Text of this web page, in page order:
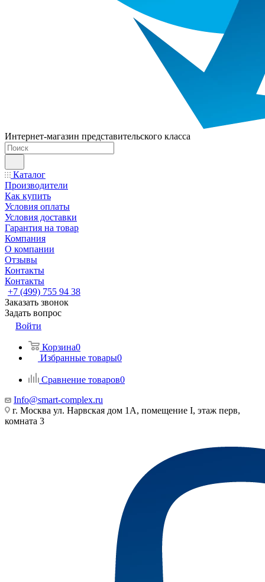
Интернет-магазин представительского класса
Каталог
Производители
Как купить
Условия оплаты
Условия доставки
Гарантия на товар
Компания
О компании
Отзывы
Контакты
Контакты
+7 (499) 755 94 38
Заказать звонок
Задать вопрос
Войти
Корзина0
Избранные товары0
Сравнение товаров0
Info@smart-complex.ru
г. Москва ул. Нарвская дом 1А, помещение I, этаж перв,
комната 3